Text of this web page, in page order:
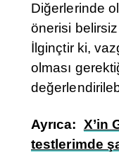
Diğerlerinde
önerisi belirsiz
İlginçtir ki,
olması
Ayrıca: X’in
testlerimde